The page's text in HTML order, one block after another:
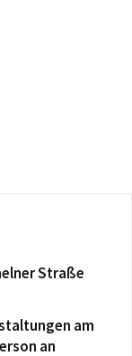
Straße
am
an